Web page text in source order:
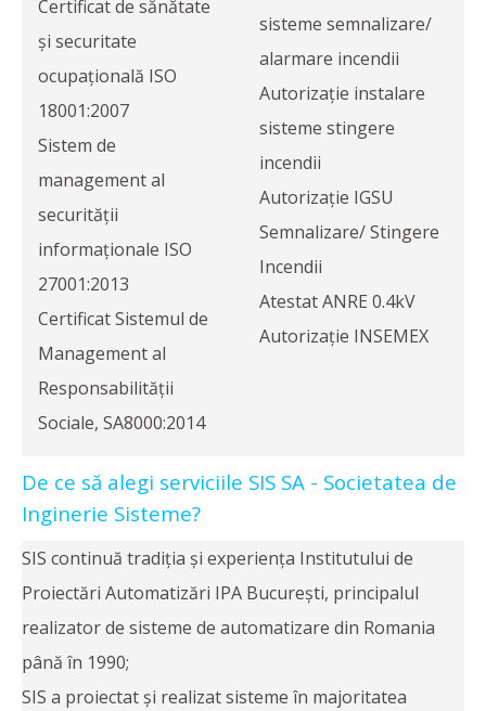
Certificat de sănătate
și securitate
ocupațională ISO
18001:2007
Sistem de
management al
securității
informaționale ISO
27001:2013
Certificat Sistemul de
Management al
Responsabilității
Sociale, SA8000:2014
sisteme semnalizare/
alarmare incendii
Autorizație instalare
sisteme stingere
incendii
Autorizație IGSU
Semnalizare/ Stingere
Incendii
Atestat ANRE 0.4kV
Autorizație INSEMEX
De ce să alegi serviciile SIS SA - Societatea de
Inginerie Sisteme?
SIS continuă tradiția și experiența Institutului de
Proiectări Automatizări IPA București, principalul
realizator de sisteme de automatizare din Romania
până în 1990;
SIS a proiectat și realizat sisteme în majoritatea